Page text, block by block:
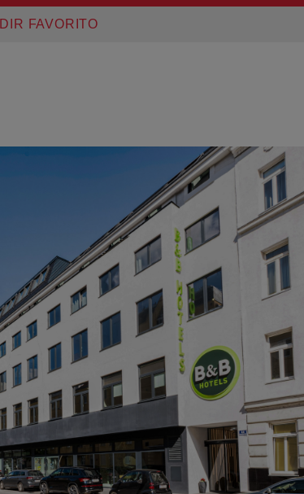
FAVORITO